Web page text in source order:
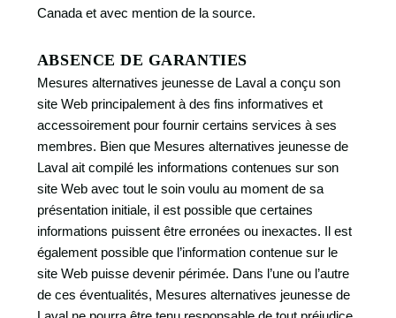
Canada et avec mention de la source.
ABSENCE DE GARANTIES
Mesures alternatives jeunesse de Laval a conçu son
site Web principalement à des fins informatives et
accessoirement pour fournir certains services à ses
membres. Bien que Mesures alternatives jeunesse de
Laval ait compilé les informations contenues sur son
site Web avec tout le soin voulu au moment de sa
présentation initiale, il est possible que certaines
informations puissent être erronées ou inexactes. Il est
également possible que l’information contenue sur le
site Web puisse devenir périmée. Dans l’une ou l’autre
de ces éventualités, Mesures alternatives jeunesse de